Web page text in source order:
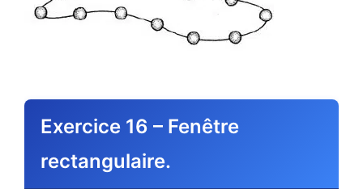
Exercice 16 – Fenêtre
rectangulaire.